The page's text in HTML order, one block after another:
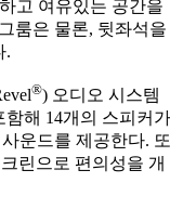
고 여유있는 공간을
룸은 물론, 뒷좌석을
.
®) 오디오 시스템
해 14개의 스피커가
운드를 제공한다. 또
린으로 편의성을 개